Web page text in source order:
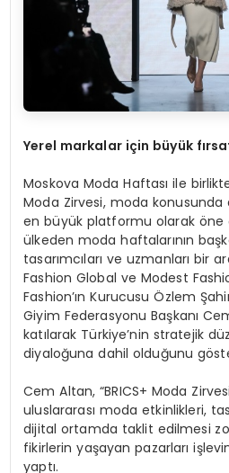
Yerel markalar için büyük f
Moskova Moda Haftası ile
Moda Zirvesi, moda konusunda
en büyük platformu olarak öne
ülkeden moda haftalarının
tasarımcıları ve uzmanları bir
Fashion Global ve Modest
Fashion’ın Kurucusu Özlem
Giyim Federasyonu Başkanı
katılarak Türkiye’nin stratejik
diyaloğuna dahil olduğunu
Cem Altan, “BRICS+ Moda
uluslararası moda etkinlikleri,
dijital ortamda taklit edilmesi
fikirlerin yaşayan pazarları
yaptı.